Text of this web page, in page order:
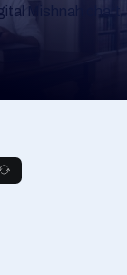
Mishnah chart